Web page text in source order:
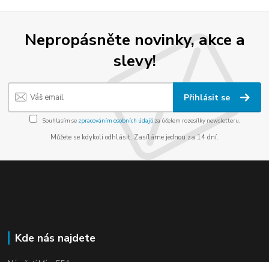
Nepropásněte novinky, akce a
slevy!
Přihlásit se
Souhlasím se zpracováním osobních údajůza účelem rozesílky newsletteru.
Můžete se kdykoli odhlásit. Zasíláme jednou za 14 dní.
Kde nás najdete